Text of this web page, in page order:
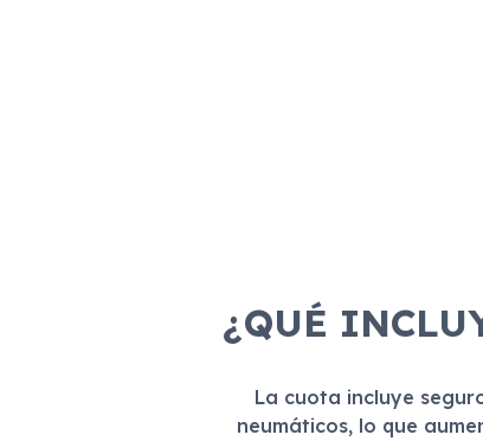
¿QUÉ
La cuota incluye
neumáticos, lo que